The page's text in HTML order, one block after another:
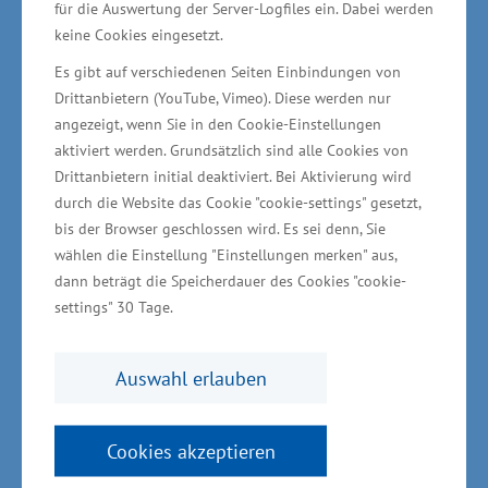
für die Auswertung der Server-Logfiles ein. Dabei werden
keine Cookies eingesetzt.
Es gibt auf verschiedenen Seiten Einbindungen von
Drittanbietern (YouTube, Vimeo). Diese werden nur
angezeigt, wenn Sie in den Cookie-Einstellungen
aktiviert werden. Grundsätzlich sind alle Cookies von
Drittanbietern initial deaktiviert. Bei Aktivierung wird
durch die Website das Cookie "cookie-settings" gesetzt,
bis der Browser geschlossen wird. Es sei denn, Sie
wählen die Einstellung "Einstellungen merken" aus,
dann beträgt die Speicherdauer des Cookies "cookie-
settings" 30 Tage.
Auswahl erlauben
Cookies akzeptieren
großes Mitmach-Programm für die Besucher
zeichnen die Messe aus. Sie bildet damit das
Kfz-Gewerbe aus Mecklenburg-Vorpommern
hervorragend ab und zeigt, dass die Branche ein
starker und wichtiger Wirtschaftsfaktor für
unser Land ist“, sagte Glawe.
Fachkräftesicherung ist wichtige
Aufgabe für Unternehmen –
AutoTrend informiert über Aus-
1.600 Kfz-Technikbetriebe, die mit rund 13.700
Beschäftigten einen Umsatz in Höhe von rund